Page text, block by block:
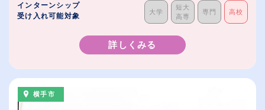
インターンシップ
受け入れ可能対象
大学
短大
高専
専門 高校
詳しくみる
横手市